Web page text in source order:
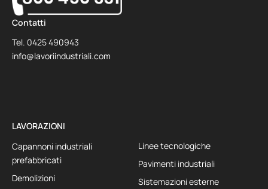
Contatti
Tel. 0425 490943
info@lavoriindustriali.com
LAVORAZIONI
Capannoni industriali
prefabbricati
Demolizioni
Linee tecnologiche
Pavimenti industriali
Sistemazioni esterne